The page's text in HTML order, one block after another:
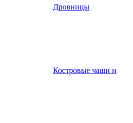
Дровницы
Костровые чаши и